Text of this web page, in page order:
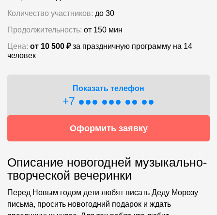
Количество участников: до 30
Продолжительность: от 150 мин
Цена: от 10 500 ₽за праздничную программу на 14
человек
Показать телефон
+7 ●●● ●●● ●● ●●
Оформить заявку
Описание новогодней музыкально-
творческой вечеринки
Перед Новым годом дети любят писать Деду Морозу
письма, просить новогодний подарок и ждать